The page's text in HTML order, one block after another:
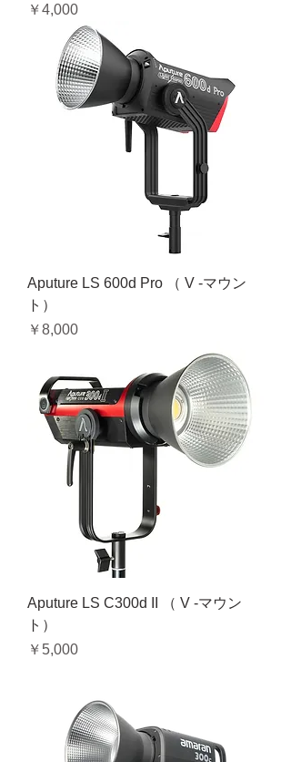
価格
￥4,000
Aputure LS 600d Pro （ V -マウン
ト）
価格
￥8,000
Aputure LS C300d II （ V -マウン
ト）
価格
￥5,000